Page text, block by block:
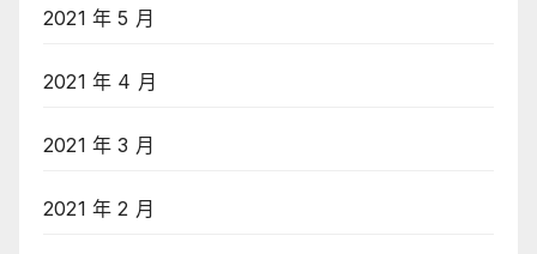
2021 年 5 月
2021 年 4 月
2021 年 3 月
2021 年 2 月